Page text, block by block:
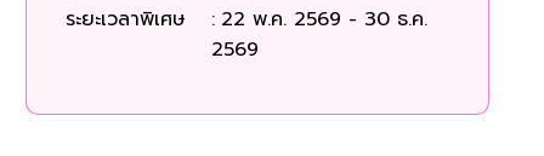
ระยะเวลาพิเศษ
: 22 พ.ค. 2569 - 30 ธ.ค.
2569